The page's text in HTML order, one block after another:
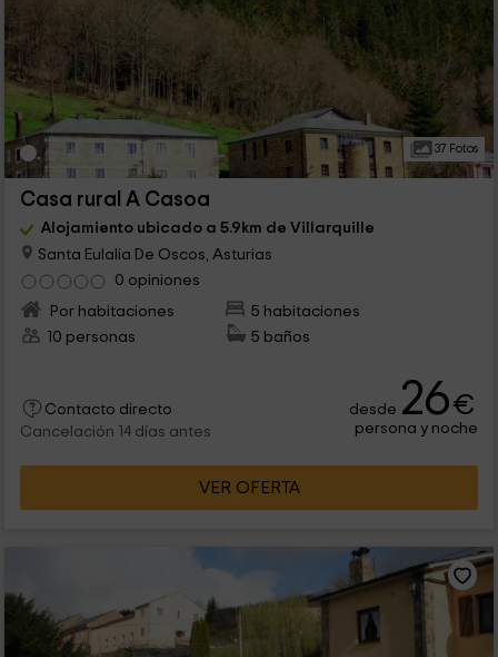
37 Fotos
Casa rural A Casoa
Alojamiento ubicado a 5.9km de Villarquille
Santa Eulalia De Oscos, Asturias
0 opiniones
Por habitaciones
5 habitaciones
10 personas
5 baños
Contacto directo
Cancelación 14 días antes
desde 26€
persona y noche
VER OFERTA